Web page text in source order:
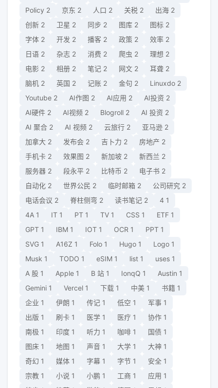
Policy 2 京东 2 人口 2 关税 2 出海 2
创新 2 卫星 2 同步 2 图库 2 图标 2
字体 2 开发 2 播客 2 政策 2 效率 2
日语 2 杂志 2 消费 2 爬虫 2 理想 2
电影 2 相册 2 笔记 2 网文 2 耳聋 2
脑机 2 英国 2 记账 2 金句 2 Linuxdo 2
Youtube 2 AI作图 2 AI应用 2 AI投资 2
AI硬件 2 AI视频 2 Blogroll 2 AI 投资 2
AI 聚合 2 AI 视频 2 云旅行 2 亚马逊 2
加拿大 2 发布会 2 吉卜力 2 房地产 2
手机卡 2 效果图 2 新加坡 2 新西兰 2
服务器 2 段永平 2 比特币 2 电子书 2
自动化 2 世界公民 2 临时邮箱 2 公司研究 2
电话会议 2 脊柱侧弯 2 读书笔记 2 4 1
4A 1 IT 1 PT 1 TV 1 CSS 1 ETF 1
GPT 1 IBM 1 IOT 1 OCR 1 PPT 1
SVG 1 A16Z 1 Folo 1 Hugo 1 Logo 1
Musk 1 TODO 1 eSIM 1 list 1 uses 1
A 股 1 Apple 1 B 站 1 IonqQ 1 Austin 1
Gemini 1 Vercel 1 下载 1 中美 1 书籍 1
企业 1 伊朗 1 传记 1 低空 1 军事 1
出版 1 刷卡 1 医学 1 医疗 1 协作 1
南极 1 印度 1 听力 1 咖啡 1 国债 1
图床 1 地图 1 声音 1 大学 1 大神 1
奇幻 1 媒体 1 字幕 1 字节 1 安全 1
宗教 1 小说 1 小鹏 1 工商 1 应用 1